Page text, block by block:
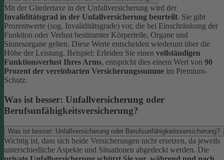
Mit der Gliedertaxe in der Unfallversicherung wird der
Invaliditätsgrad in der Unfallversicherung beurteilt. Sie gibt
Prozentwerte (sog. Invaliditätsgrade) vor, die bei Einschränkung der
Funktion oder Verlust bestimmter Körperteile, Organe und
Sinnesorgane gelten. Diese Werte entscheiden wiederum über die
Höhe der Leistung. Beispiel: Erleiden Sie einen vollständigen
Funktionsverlust Ihres Arms, entspricht dies einem Wert von 90
Prozent der vereinbarten Versicherungssumme im Premium-
Schutz.
Was ist besser: Unfallversicherung oder
Berufsunfähigkeitsversicherung?
Was ist besser: Unfallversicherung oder Berufsunfähigkeitsversicherung?
Wichtig ist, dass sich beide Versicherungen nicht ersetzen, da jeweils
unterschiedliche Aspekte und Situationen abgedeckt werden. Die